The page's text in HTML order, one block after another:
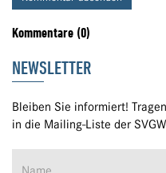
Kommentare (0)
NEWSLETTER
Bleiben Sie informiert!
in die Mailing-Liste der